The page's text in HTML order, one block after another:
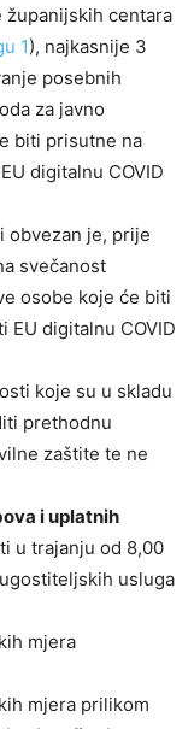
centara
1), najkasnije 3
posebnih
za javno
biti prisutne na
digitalnu COVID
obvezan je, prije
svečanost
osobe koje će biti
EU digitalnu COVID
koje su u skladu
prethodnu
zaštite te ne
i uplatnih
u trajanju od 8,00
usluga
mjera
mjera prilikom